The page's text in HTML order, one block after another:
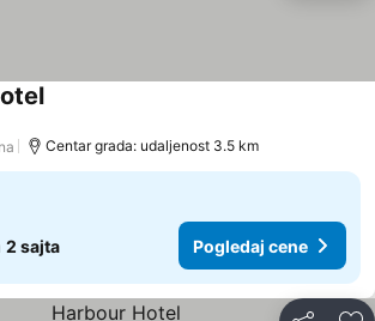
Centar grada: udaljenost 3.5 km
2 sajta Pogledaj cene